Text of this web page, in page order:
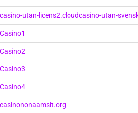
casino-utan-licens2.cloudcasino-utan-
Casino1
Casino2
Casino3
Casino4
casinononaamsit.org